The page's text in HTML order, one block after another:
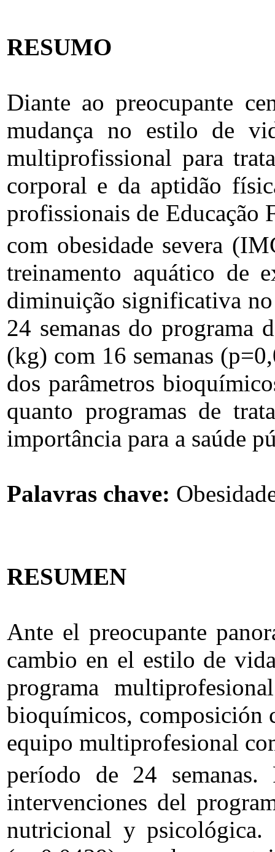
RESUMO
Diante ao preocupante
mudança no estilo de
multiprofissional para
corporal e da aptidão
profissionais de Educação
com obesidade severa
treinamento aquático de
diminuição significativa
24 semanas do programa
(kg) com 16 semanas
dos parâmetros
quanto programas de
importância para a saúde
Palavras chave:
RESUMEN
Ante el preocupante
cambio en el estilo de
programa
bioquímicos, composición
equipo multiprofesional
período de 24
intervenciones del
nutricional y